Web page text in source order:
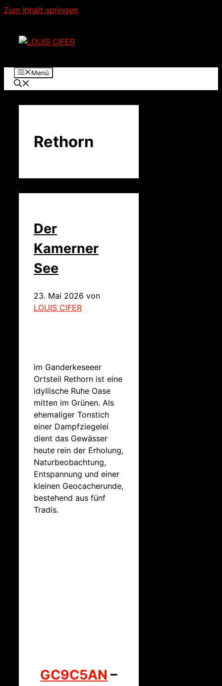
Zum Inhalt springen
Menü
Rethorn
Der
Kamerner
See
23. Mai 2026 von
LOUIS CIFER
im Ganderkeseeer
Ortsteil Rethorn ist eine
idyllische Ruhe Oase
mitten im Grünen. Als
ehemaliger Tonstich
einer Dampfziegelei
dient das Gewässer
heute rein der Erholung,
Naturbeobachtung,
Entspannung und einer
kleinen Geocacherunde,
bestehend aus fünf
Tradis.
GC9C5AN –